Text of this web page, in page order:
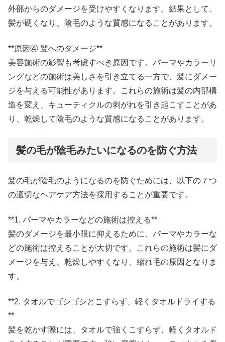
外部からのダメージを受けやすくなります。結果として、
髪が硬くなり、陰毛のような質感になることがあります。
**原因④ 髪へのダメージ**
美容施術の影響も考慮すべき原因です。パーマやカラーリ
ングなどの施術は美しさを引き立てる一方で、髪にダメー
ジを与える可能性があります。これらの施術は髪の内部構
造を変え、キューティクルの剥がれを引き起こすことがあ
り、乾燥して陰毛のような質感になることがあります。
髪の毛が陰毛みたいになるのを防ぐ方法
髪の毛が陰毛のようになるのを防ぐためには、以下の７つ
の適切なヘアケア方法を採用することが重要です。
**1. パーマやカラーなどの施術は控える**
髪のダメージを最小限に抑えるために、パーマやカラーな
どの施術は控えることが大切です。これらの施術は髪にダ
メージを与え、乾燥しやすくなり、縮れ毛の原因となりま
す。
**2. タオルでゴシゴシとこすらず、軽くタオルドライする
**
髪を乾かす際には、タオルで強くこすらず、軽くタオルド